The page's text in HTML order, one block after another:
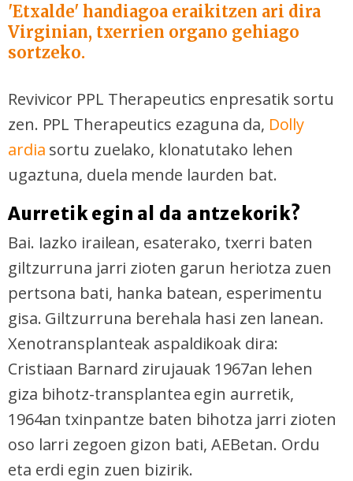
'Etxalde' handiagoa eraikitzen ari dira
Virginian, txerrien organo gehiago
sortzeko.
Revivicor PPL Therapeutics enpresatik sortu
zen. PPL Therapeutics ezaguna da, Dolly
ardia sortu zuelako, klonatutako lehen
ugaztuna, duela mende laurden bat.
Aurretik egin al da antzekorik?
Bai. Iazko irailean, esaterako, txerri baten
giltzurruna jarri zioten garun heriotza zuen
pertsona bati, hanka batean, esperimentu
gisa. Giltzurruna berehala hasi zen lanean.
Xenotransplanteak aspaldikoak dira:
Cristiaan Barnard zirujauak 1967an lehen
giza bihotz-transplantea egin aurretik,
1964an txinpantze baten bihotza jarri zioten
oso larri zegoen gizon bati, AEBetan. Ordu
eta erdi egin zuen bizirik.